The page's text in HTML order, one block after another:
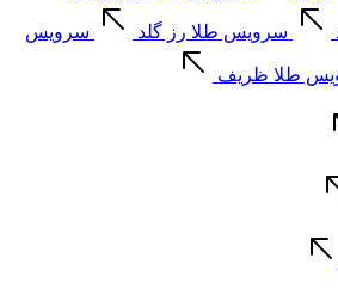
سرویس طلا رز گلد سرویس
طلا ظریف